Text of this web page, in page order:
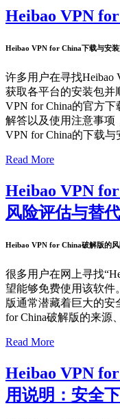
Heibao VPN
Heibao VPN for China下载与安
许多用户在寻找Heibao
获取各平台的安装包并
VPN for China的官方
解答以及使用注意事项
VPN for China的下载与
Read More
Heibao VPN
风险评估与替
Heibao VPN for China破解版的
很多用户在网上寻找
望能够免费使用该软件
版通常潜藏着巨大的安
for China破解版的来源
Read More
Heibao VPN
用说明：安全